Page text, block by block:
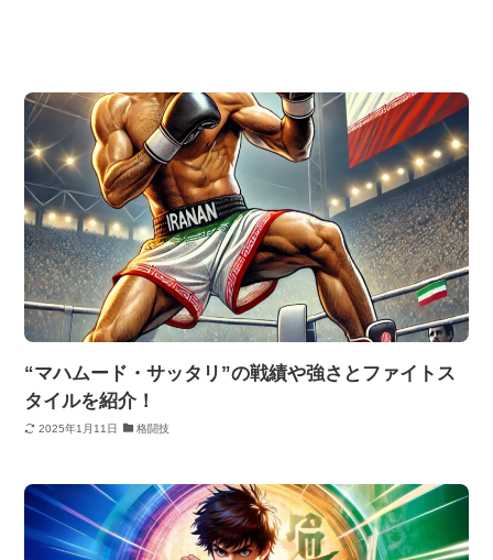
“マハムード・サッタリ”の戦績や強さとファイトス
タイルを紹介！
2025年1月11日 格闘技